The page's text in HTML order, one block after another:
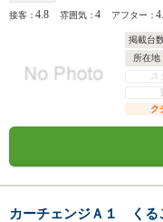
接客：4.8 雰囲気：4 アフター：
掲載台
所在地
ス
ク
カーチェンジＡ１ くる